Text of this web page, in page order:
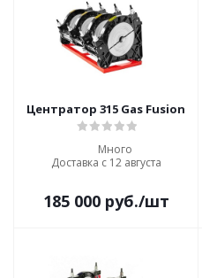
Центратор 315 Gas Fusion
Много
Доставка с 12 августа
185 000руб./шт